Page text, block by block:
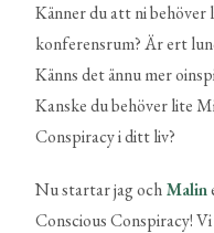
Känner du att ni
konferensrum? Är ert
Känns det ännu mer
Kanske du behöver lite
Conspiracy i ditt liv?
Nu startar jag ochMalin
Conscious Conspiracy!